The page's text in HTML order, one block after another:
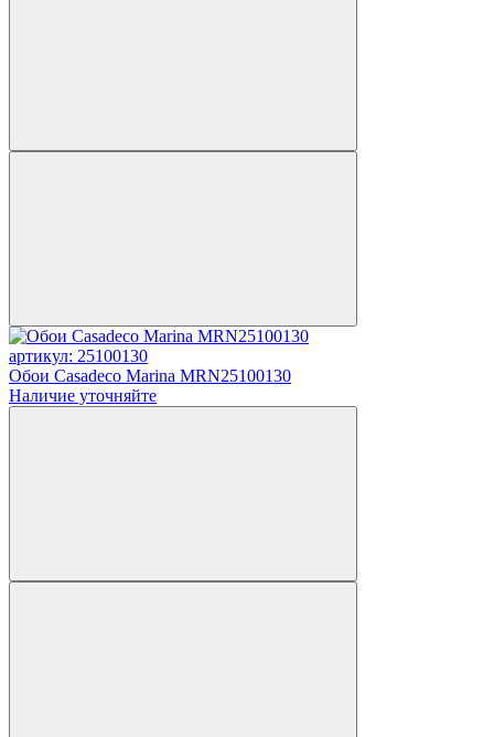
артикул: 25100130
Обои Casadeco Marina MRN25100130
Наличие уточняйте